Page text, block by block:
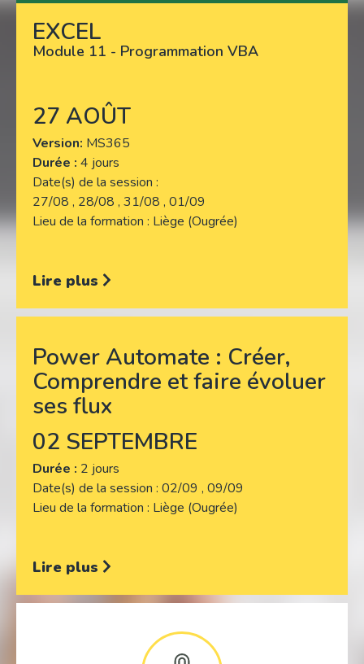
Lire plus
EXCEL
Module 11 - Programmation VBA
27 AOÛT
Version MS365
Durée : 4 jours
Date(s) de la session
27/08 , 28/08 , 31/08 , 01/09
Lieu de la formation Liège (Ougrée)
Lire plus
Power Automate : Créer,
Comprendre et faire évoluer
ses flux
02 SEPTEMBRE
Durée : 2 jours
Date(s) de la session 02/09 , 09/09
Lieu de la formation Liège (Ougrée)
Lire plus